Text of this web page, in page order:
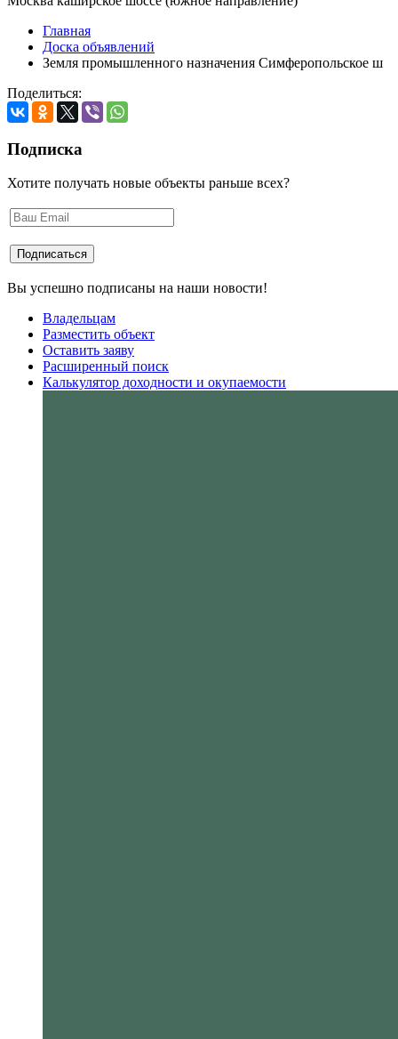
Главная
Доска объявлений
Земля промышленного назначения Симферопольское ш
Поделиться:
Подписка
Хотите получать новые объекты раньше всех?
Вы успешно подписаны на наши новости!
Владельцам
Разместить объект
Оставить заяву
Расширенный поиск
Калькулятор доходности и окупаемости